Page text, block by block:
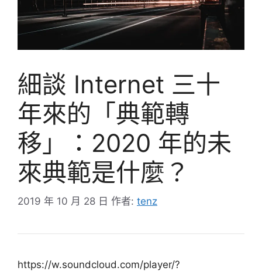
細談 Internet 三十
年來的「典範轉
移」：2020 年的未
來典範是什麼？
2019 年 10 月 28 日 作者: tenz
https://w.soundcloud.com/player/?